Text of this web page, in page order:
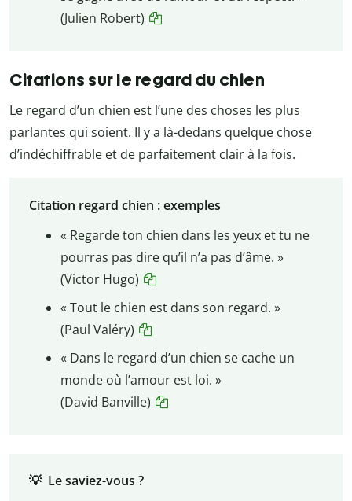
(Julien Robert)
Citations sur le regard du chien
Le regard d’un chien est l’une des choses les plus
parlantes qui soient. Il y a là-dedans quelque chose
d’indéchiffrable et de parfaitement clair à la fois.
Citation regard chien : exemples
« Regarde ton chien dans les yeux et tu ne
pourras pas dire qu’il n’a pas d’âme. »
(Victor Hugo)
« Tout le chien est dans son regard. »
(Paul Valéry)
« Dans le regard d’un chien se cache un
monde où l’amour est loi. »
(David Banville)
💡 Le saviez-vous ?